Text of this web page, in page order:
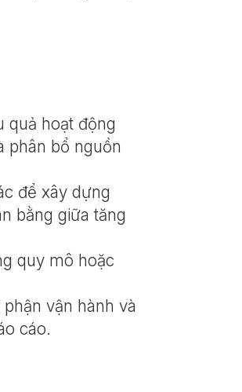
quả hoạt động
phân bổ nguồn
để xây dựng
bằng giữa tăng
quy mô hoặc
vận hành và
cáo.